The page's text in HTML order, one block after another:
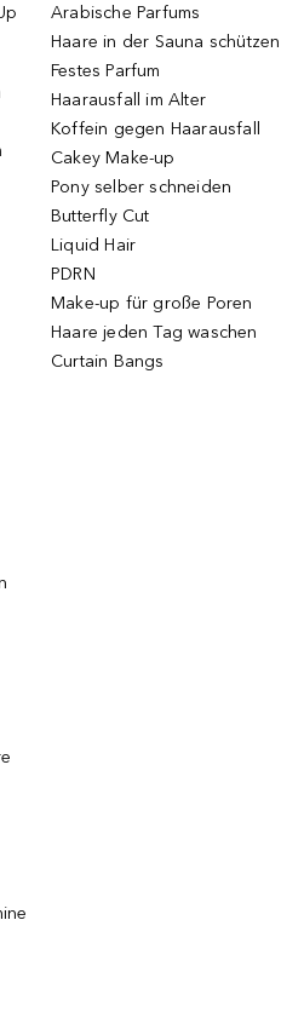
Arabische Parfums
Haare in der Sauna schützen
Festes Parfum
Haarausfall im Alter
Koffein gegen Haarausfall
Cakey Make-up
Pony selber schneiden
Butterfly Cut
Liquid Hair
PDRN
Make-up für große Poren
Haare jeden Tag waschen
Curtain Bangs